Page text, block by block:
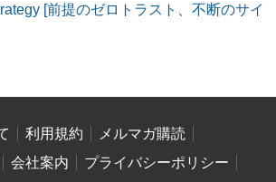
[前提のゼロトラスト、不断のサイ
利用規約
メルマガ購読
会社案内
プライバシーポリシー